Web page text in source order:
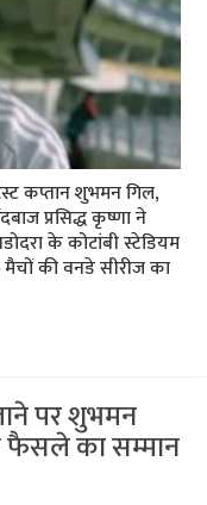
कप्तान शुभमन गिल,
प्रसिद्ध कृष्णा ने
के कोटांबी स्टेडियम
की वनडे सीरीज का
पर शुभमन
का सम्मान